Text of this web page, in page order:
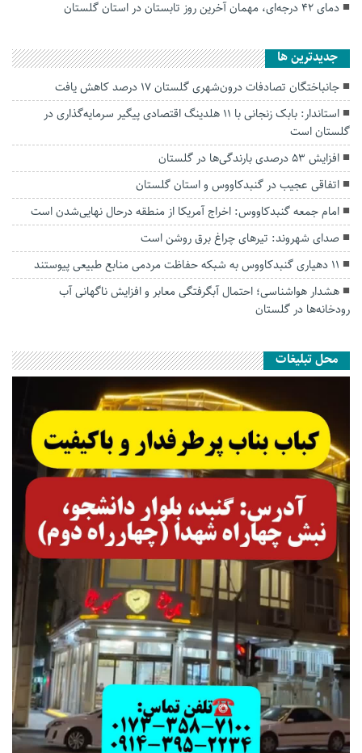
دمای ۴۲ درجه‌ای، مهمان آخرین روز تابستان در استان گلستان
جديدترين ها
جانباختگان تصادفات درون‌شهری گلستان ۱۷ درصد کاهش یافت
استاندار: بابک زنجانی با ۱۱ هلدینگ اقتصادی پیگیر سرمایه‌گذاری در
گلستان است
افزایش ۵۳ درصدی بارندگی‌ها در گلستان
اتفاقی عجیب در‌ گنبدکاووس و استان گلستان
امام جمعه گنبدکاووس: اخراج آمریکا از منطقه درحال نهایی‌شدن است
صدای شهروند: تیرهای چراغ برق روشن است
۱۱ دهیاری گنبدکاووس به شبکه حفاظت مردمی منابع طبیعی پیوستند
هشدار هواشناسی؛ احتمال آبگرفتگی معابر و افزایش ناگهانی آب
رودخانه‌ها در گلستان
محل تبلیغات